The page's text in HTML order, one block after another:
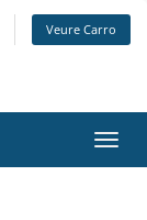
Veure Carro
la